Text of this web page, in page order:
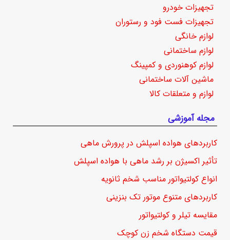
تجهیزات خودرو
تجهیزات فست فود و رستوران
لوازم خانگی
لوازم ساختمانی
لوازم کوهنوردی و کمپینگ
ماشین آلات ساختمانی
لوازم و متعلقات کالا
مجله آموزشی
کاربردهای هواده اسپلش در پرورش ماهی
تأثیر اکسیژن بر رشد ماهی با هواده اسپلش
انواع کولتیواتور مناسب شخم ثانویه
کاربردهای متنوع موتور تک بنزینی
مقایسه تیلر و کولتیواتور
قیمت دستگاه شخم زن کوچک